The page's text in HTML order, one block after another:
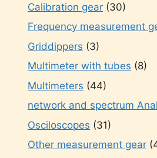
Calibration gear (30)
Frequency measurement
Griddippers (3)
Multimeter with tubes (8)
Multimeters (44)
network and spectrum
Osciloscopes (31)
Other measurement gear